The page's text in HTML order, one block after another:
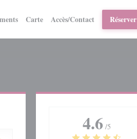
Carte((ouvre une nouvelle fenêtre))
Accès/Contact Réserver
4.6 /5